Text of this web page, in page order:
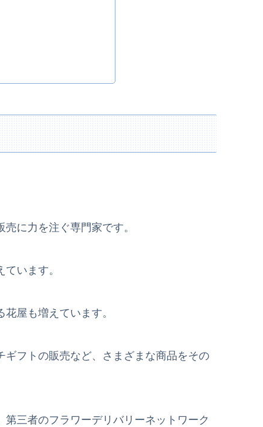
に力を注ぐ専門家です。
います。
屋も増えています。
フトの販売など、さまざまな商品をその
三者のフラワーデリバリーネットワーク